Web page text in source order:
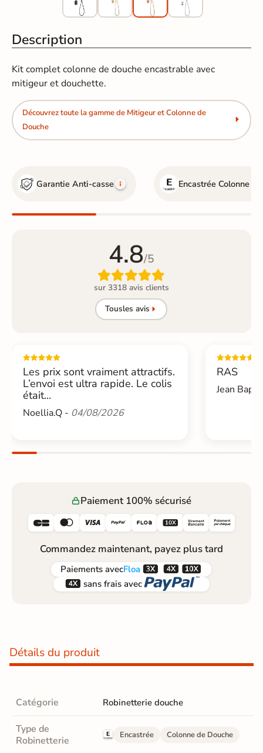
Description
Kit complet colonne de douche encastrable avec
mitigeur et douchette.
Découvrez toute la gamme de Mitigeur et Colonne de
Douche
Garantie Anti-casse Encastrée Colonne
4.8/5

sur 3318 avis clients
Tousles avis
Les prix sont vraiment attractifs.
L’envoi est ultra rapide. Le colis
était...
Noellia.Q - 04/08/2026
RAS
Jean
Paiement 100% sécurisé
     
Commandez maintenant, payez plus tard
Paiements avecFloa  
 sans frais avec 
Détails du produit
Catégorie Robinetterie douche
Type de
Robinetterie
Encastrée Colonne de Douche